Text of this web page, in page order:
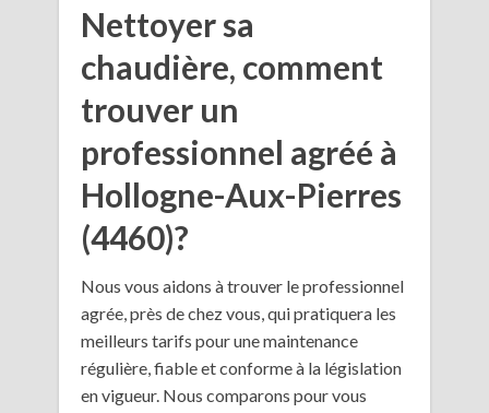
Nettoyer sa
chaudière, comment
trouver un
professionnel agréé à
Hollogne-Aux-Pierres
(4460)?
Nous vous aidons à trouver le professionnel
agrée, près de chez vous, qui pratiquera les
meilleurs tarifs pour une maintenance
régulière, fiable et conforme à la législation
en vigueur. Nous comparons pour vous